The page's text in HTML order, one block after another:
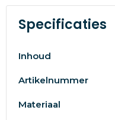
Specificaties
Inhoud
Artikelnummer
Materiaal